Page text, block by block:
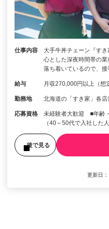
仕事内容
大手牛丼チェーン『す
心とした深夜時間帯の
落ち着いているので、
給与 月収270,000円以上（想
勤務地 北海道の「すき家」各店
応募資格
未経験者大歓迎 ■年齢
（40～50代で入社し
後で見る
更新日